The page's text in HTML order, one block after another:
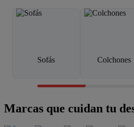
Sofás Colchones
Marcas que cuidan tu